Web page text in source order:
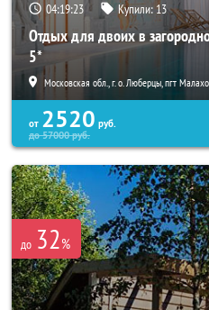
04:19:23 Купили: 13
Отдых для двоих в
5*
Московская обл., г. о. Люберцы, пгт
от 2520 руб.
до57000руб.
до 32%